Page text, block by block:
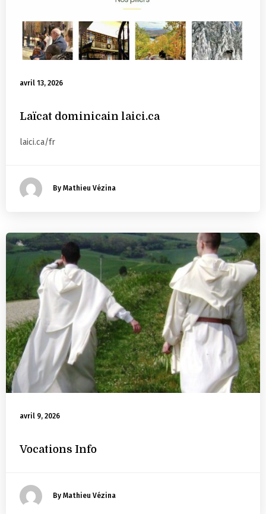
avril 13, 2026
Laïcat dominicain laici.ca
laici.ca/fr
By Mathieu Vézina
avril 9, 2026
Vocations Info
By Mathieu Vézina